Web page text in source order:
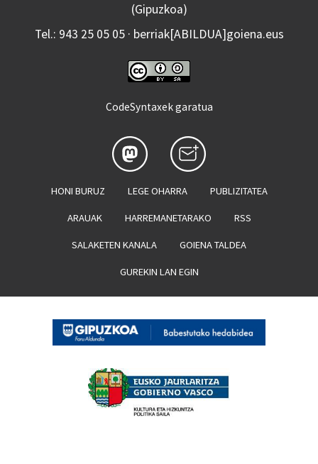
(Gipuzkoa)
Tel.: 943 25 05 05 · berriak[ABILDUA]goiena.eus
CodeSyntaxek garatua
HONI BURUZ LEGE OHARRA PUBLIZITATEA
ARAUAK HARREMANETARAKO RSS
SALAKETEN KANALA GOIENA TALDEA
GUREKIN LAN EGIN